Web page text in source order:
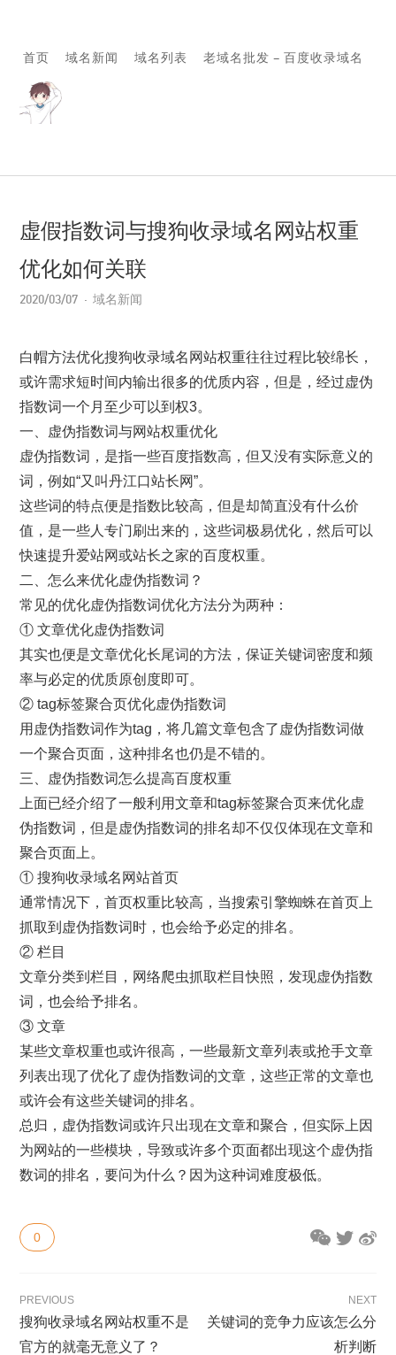
首页 域名新闻 域名列表 老域名批发 – 百度收录域名
虚假指数词与搜狗收录域名网站权重
优化如何关联
2020/03/07 域名新闻
白帽方法优化搜狗收录域名网站权重往往过程比较绵长，
或许需求短时间内输出很多的优质内容，但是，经过虚伪
指数词一个月至少可以到权3。
一、虚伪指数词与网站权重优化
虚伪指数词，是指一些百度指数高，但又没有实际意义的
词，例如“又叫丹江口站长网”。
这些词的特点便是指数比较高，但是却简直没有什么价
值，是一些人专门刷出来的，这些词极易优化，然后可以
快速提升爱站网或站长之家的百度权重。
二、怎么来优化虚伪指数词？
常见的优化虚伪指数词优化方法分为两种：
① 文章优化虚伪指数词
其实也便是文章优化长尾词的方法，保证关键词密度和频
率与必定的优质原创度即可。
② tag标签聚合页优化虚伪指数词
用虚伪指数词作为tag，将几篇文章包含了虚伪指数词做
一个聚合页面，这种排名也仍是不错的。
三、虚伪指数词怎么提高百度权重
上面已经介绍了一般利用文章和tag标签聚合页来优化虚
伪指数词，但是虚伪指数词的排名却不仅仅体现在文章和
聚合页面上。
① 搜狗收录域名网站首页
通常情况下，首页权重比较高，当搜索引擎蜘蛛在首页上
抓取到虚伪指数词时，也会给予必定的排名。
② 栏目
文章分类到栏目，网络爬虫抓取栏目快照，发现虚伪指数
词，也会给予排名。
③ 文章
某些文章权重也或许很高，一些最新文章列表或抢手文章
列表出现了优化了虚伪指数词的文章，这些正常的文章也
或许会有这些关键词的排名。
总归，虚伪指数词或许只出现在文章和聚合，但实际上因
为网站的一些模块，导致或许多个页面都出现这个虚伪指
数词的排名，要问为什么？因为这种词难度极低。
0
PREVIOUS
搜狗收录域名网站权重不是
官方的就毫无意义了？
NEXT
关键词的竞争力应该怎么分
析判断